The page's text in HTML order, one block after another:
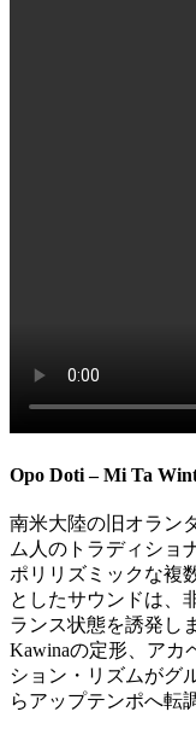
Opo Doti – Mi Ta
南米大陸の旧オラン
ム人のトラディショ
ポリリズミックな複
としたサウンドは、
ランス状態を誘発し
Kawinaの定形、アカ
ション・リズムがグ
らアップテンポへ転